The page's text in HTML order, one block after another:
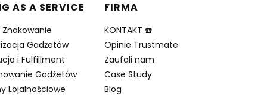
AS A SERVICE
Znakowanie
Gadżetów
i Fulfillment
Gadżetów
Lojalnościowe
FIRMA
KONTAKT ☎️
Opinie Trustmate
Zaufali nam
Case Study
Blog